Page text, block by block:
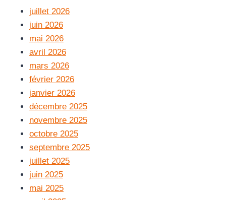
juillet 2026
juin 2026
mai 2026
avril 2026
mars 2026
février 2026
janvier 2026
décembre 2025
novembre 2025
octobre 2025
septembre 2025
juillet 2025
juin 2025
mai 2025